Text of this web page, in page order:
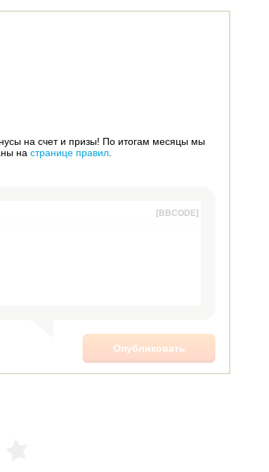
на счет и призы! По итогам месяцы мы
на странице правил.
[BBCODE]